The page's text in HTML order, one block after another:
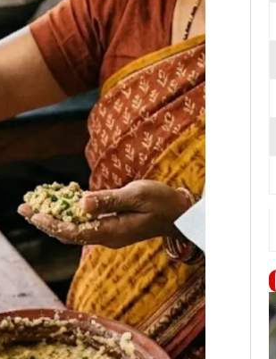
Jansarokar Bharat